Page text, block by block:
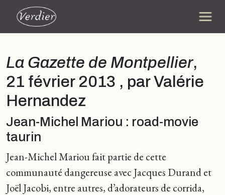
La Gazette de Montpellier,
21 février 2013 , par Valérie
Hernandez
Jean-Michel Mariou : road-movie
taurin
Jean-Michel Mariou fait partie de cette
communauté dangereuse avec Jacques Durand et
Joël Jacobi, entre autres, d’adorateurs de corrida,